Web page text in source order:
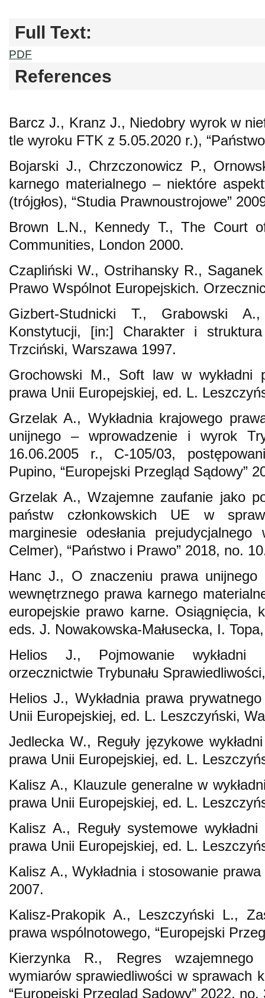
Full Text:
PDF
References
Barcz J., Kranz J., Niedobry wyrok w
tle wyroku FTK z 5.05.2020 r.),
Bojarski J., Chrzczonowicz P.,
karnego materialnego – niektóre
(trójgłos), “Studia Prawnoustrojowe”
Brown L.N., Kennedy T., The Court
Communities, London 2000.
Czapliński W., Ostrihansky R.,
Prawo Wspólnot Europejskich.
Gizbert-Studnicki T., Grabowski
Konstytucji, [in:] Charakter i
Trzciński, Warszawa 1997.
Grochowski M., Soft law w wykładni
prawa Unii Europejskiej, ed. L.
Grzelak A., Wykładnia krajowego
unijnego – wprowadzenie i wyrok
16.06.2005 r., C-105/03,
Pupino, “Europejski Przegląd Sądowy”
Grzelak A., Wzajemne zaufanie jako
państw członkowskich UE w
marginesie odesłania
Celmer), “Państwo i Prawo” 2018, no.
Hanc J., O znaczeniu prawa unijnego
wewnętrznego prawa karnego
europejskie prawo karne. Osiągnięcia,
eds. J. Nowakowska-Małusecka, I.
Helios J., Pojmowanie wykładni
orzecznictwie Trybunału
Helios J., Wykładnia prawa
Unii Europejskiej, ed. L. Leszczyński,
Jedlecka W., Reguły językowe
prawa Unii Europejskiej, ed. L.
Kalisz A., Klauzule generalne w
prawa Unii Europejskiej, ed. L.
Kalisz A., Reguły systemowe
prawa Unii Europejskiej, ed. L.
Kalisz A., Wykładnia i stosowanie
2007.
Kalisz-Prakopik A., Leszczyński L.,
prawa wspólnotowego, “Europejski
Kierzynka R., Regres wzajemnego
wymiarów sprawiedliwości w sprawach
“Europejski Przegląd Sądowy” 2022, no.